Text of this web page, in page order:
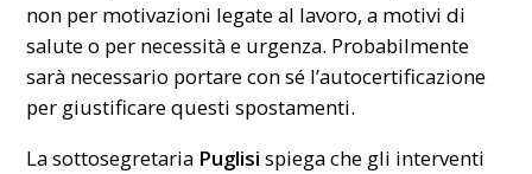
non per motivazioni legate al lavoro, a motivi di
salute o per necessità e urgenza. Probabilmente
sarà necessario portare con sé l’autocertificazione
per giustificare questi spostamenti.
La sottosegretaria Puglisi spiega che gli interventi